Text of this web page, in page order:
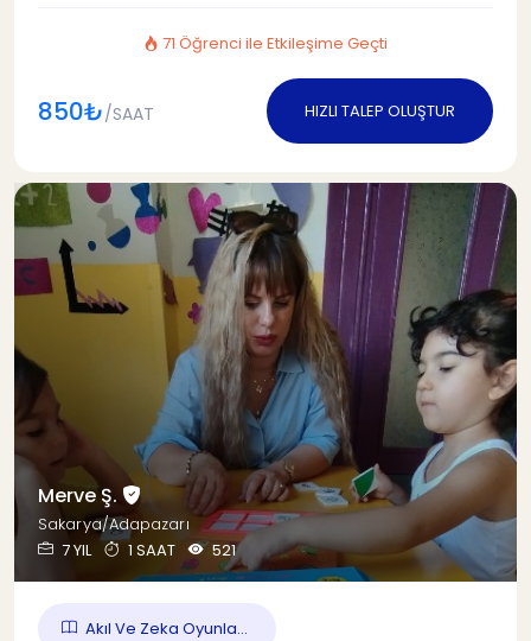
71 Öğrenci ile Etkileşime Geçti
850₺/SAAT HIZLI TALEP OLUŞTUR
Merve Ş.
Sakarya/Adapazarı
7 YIL
1 SAAT 521
Akıl Ve Zeka Oyunla...